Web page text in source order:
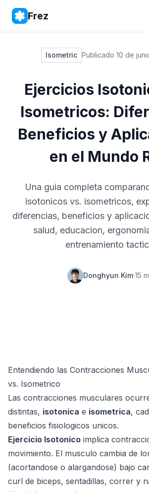
Frez
Isometric Publicado 10 de
Ejercicios
Isometricos:
Beneficios y
en el Mundo
Una guia completa
isotonicos vs. isometricos,
diferencias, beneficios y
salud, educacion,
entrenamiento
Donghyun Kim·15
Entendiendo las Contracciones
vs. Isometrico
Las contracciones musculares
distintas, isotonica e isometrica,
beneficios fisiologicos unicos.
Ejercicio Isotonico implica
movimiento. El musculo cambia de
(acortandose o alargandose) bajo
curl de biceps, sentadillas, correr y